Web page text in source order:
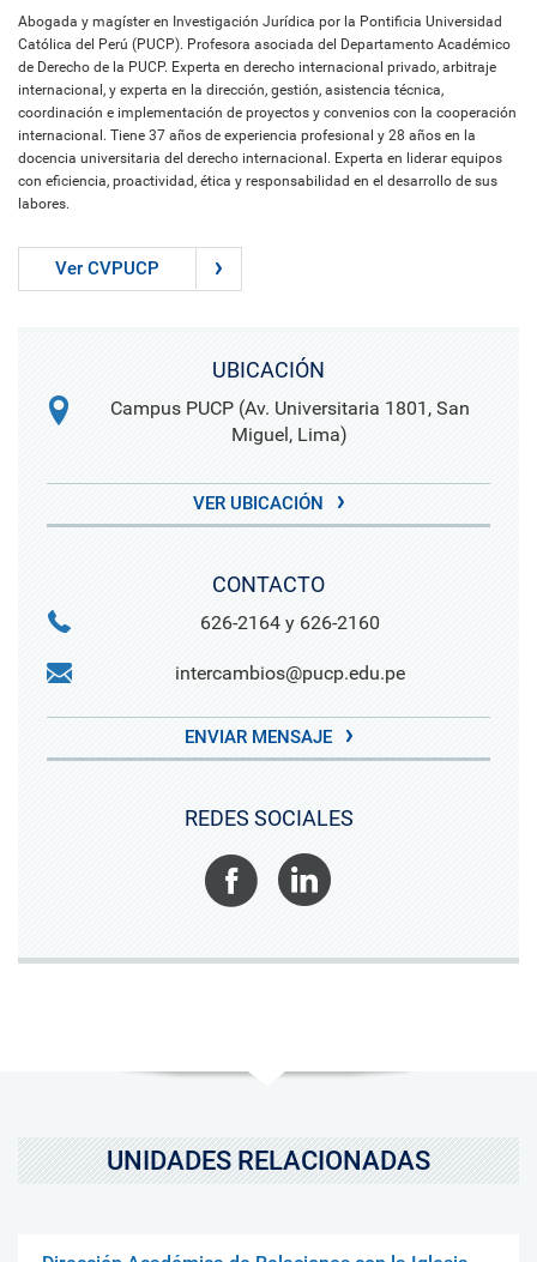
Abogada y magíster en Investigación Jurídica por la Pontificia Universidad
Católica del Perú (PUCP). Profesora asociada del Departamento Académico
de Derecho de la PUCP. Experta en derecho internacional privado, arbitraje
internacional, y experta en la dirección, gestión, asistencia técnica,
coordinación e implementación de proyectos y convenios con la cooperación
internacional. Tiene 37 años de experiencia profesional y 28 años en la
docencia universitaria del derecho internacional. Experta en liderar equipos
con eficiencia, proactividad, ética y responsabilidad en el desarrollo de sus
labores.
Ver CVPUCP
UBICACIÓN
Campus PUCP (Av. Universitaria 1801, San
Miguel, Lima)
VER UBICACIÓN
CONTACTO
626-2164 y 626-2160
intercambios@pucp.edu.pe
ENVIAR MENSAJE
REDES SOCIALES
Facebook
UNIDADES RELACIONADAS